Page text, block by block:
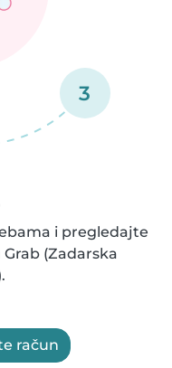
3
i pregledajte
(Zadarska
račun